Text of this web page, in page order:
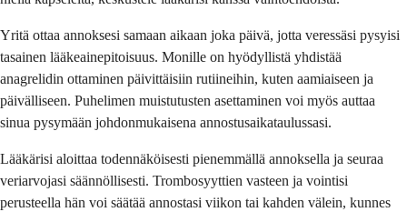
Yritä ottaa annoksesi samaan aikaan joka päivä, jotta veressäsi pysyisi
tasainen lääkeainepitoisuus. Monille on hyödyllistä yhdistää
anagrelidin ottaminen päivittäisiin rutiineihin, kuten aamiaiseen ja
päivälliseen. Puhelimen muistutusten asettaminen voi myös auttaa
sinua pysymään johdonmukaisena annostusaikataulussasi.
Lääkärisi aloittaa todennäköisesti pienemmällä annoksella ja seuraa
veriarvojasi säännöllisesti. Trombosyyttien vasteen ja vointisi
perusteella hän voi säätää annostasi viikon tai kahden välein, kunnes